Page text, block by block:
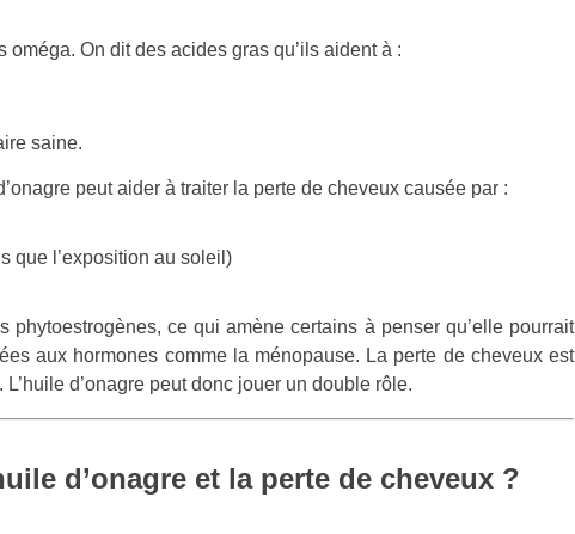
oméga. On dit des acides gras qu’ils aident à :
saine.
peut aider à traiter la perte de cheveux causée par :
que l’exposition au soleil)
phytoestrogènes, ce qui amène certains à penser qu’elle pourrait
aux hormones comme la ménopause. La perte de cheveux est
d’onagre peut donc jouer un double rôle.
d’onagre et la perte de cheveux ?